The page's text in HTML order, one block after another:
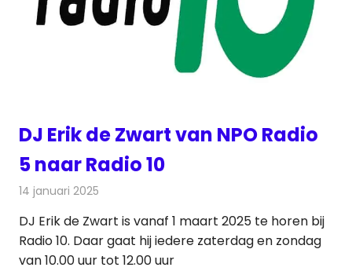
DJ Erik de Zwart van NPO Radio
5 naar Radio 10
14 januari 2025
DJ Erik de Zwart is vanaf 1 maart 2025 te horen bij
Radio 10. Daar gaat hij iedere zaterdag en zondag
van 10.00 uur tot 12.00 uur